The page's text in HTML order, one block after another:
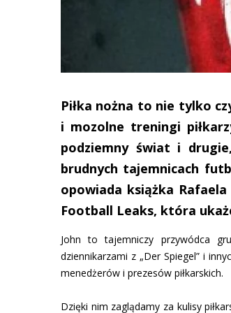
Piłka nożna to nie tylko
i mozolne treningi
podziemny świat i
brudnych tajemnicach
opowiada książka
Football Leaks, która
John to tajemniczy przywódca
dziennikarzami z „Der Spiegel” i
menedżerów i prezesów piłkarskich.
Dzięki nim zaglądamy za kulisy